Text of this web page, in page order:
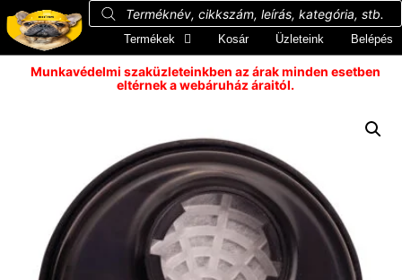
Termékek Kosár Üzleteink Belépés
Munkavédelmi szaküzleteinkben az árak minden esetben
eltérnek a webáruház áraitól.